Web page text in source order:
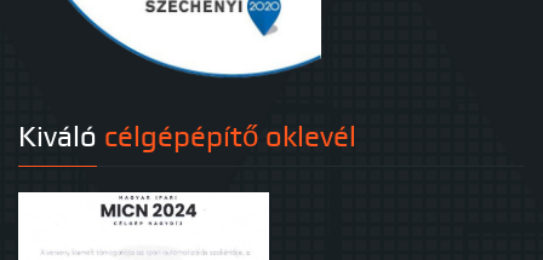
Kiváló célgépépítő oklevél